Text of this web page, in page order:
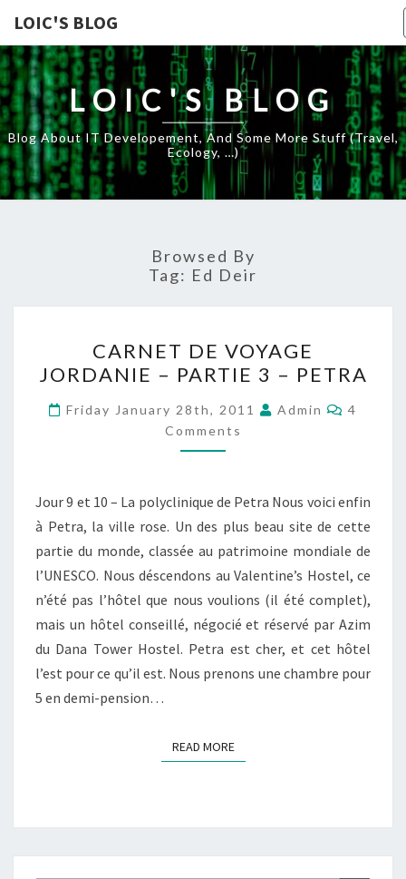
LOIC'S BLOG
LOIC'S BLOG
Blog About IT Developement, And Some More Stuff (travel,
Ecology, …)
Browsed By
Tag: Ed Deir
DE
VOYAGE
JORDANIE
–
PARTIE
–
PETRA
CARNET DE VOYAGE
JORDANIE – PARTIE 3 – PETRA
Friday January 28th, 2011 Admin
4
Comments
Jour 9 et 10 – La polyclinique de Petra Nous voici enfin
à Petra, la ville rose. Un des plus beau site de cette
partie du monde, classée au patrimoine mondiale de
l’UNESCO. Nous déscendons au Valentine’s Hostel, ce
n’été pas l’hôtel que nous voulions (il été complet),
mais un hôtel conseillé, négocié et réservé par Azim
du Dana Tower Hostel. Petra est cher, et cet hôtel
l’est pour ce qu’il est. Nous prenons une chambre pour
5 en demi-pension…
READ MOREREAD MORE